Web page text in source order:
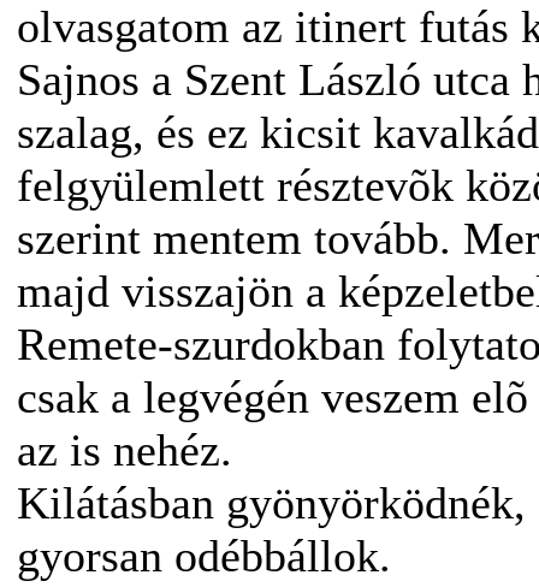
olvasgatom az itinert futás
Sajnos a Szent László
szalag, és ez kicsit
felgyülemlett résztevõk
szerint mentem tovább.
majd visszajön a
Remete-szurdokban
csak a legvégén veszem
az is nehéz.
Kilátásban
gyorsan odébbállok.